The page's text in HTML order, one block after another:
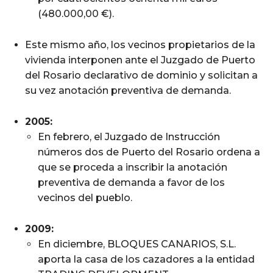
(480.000,00 €).
Este mismo año, los vecinos propietarios de la
vivienda interponen ante el Juzgado de Puerto
del Rosario declarativo de dominio y solicitan a
su vez anotación preventiva de demanda.
2005:
En febrero, el Juzgado de Instrucción
números dos de Puerto del Rosario ordena a
que se proceda a inscribir la anotación
preventiva de demanda a favor de los
vecinos del pueblo.
2009:
En diciembre, BLOQUES CANARIOS, S.L.
aporta la casa de los cazadores a la entidad